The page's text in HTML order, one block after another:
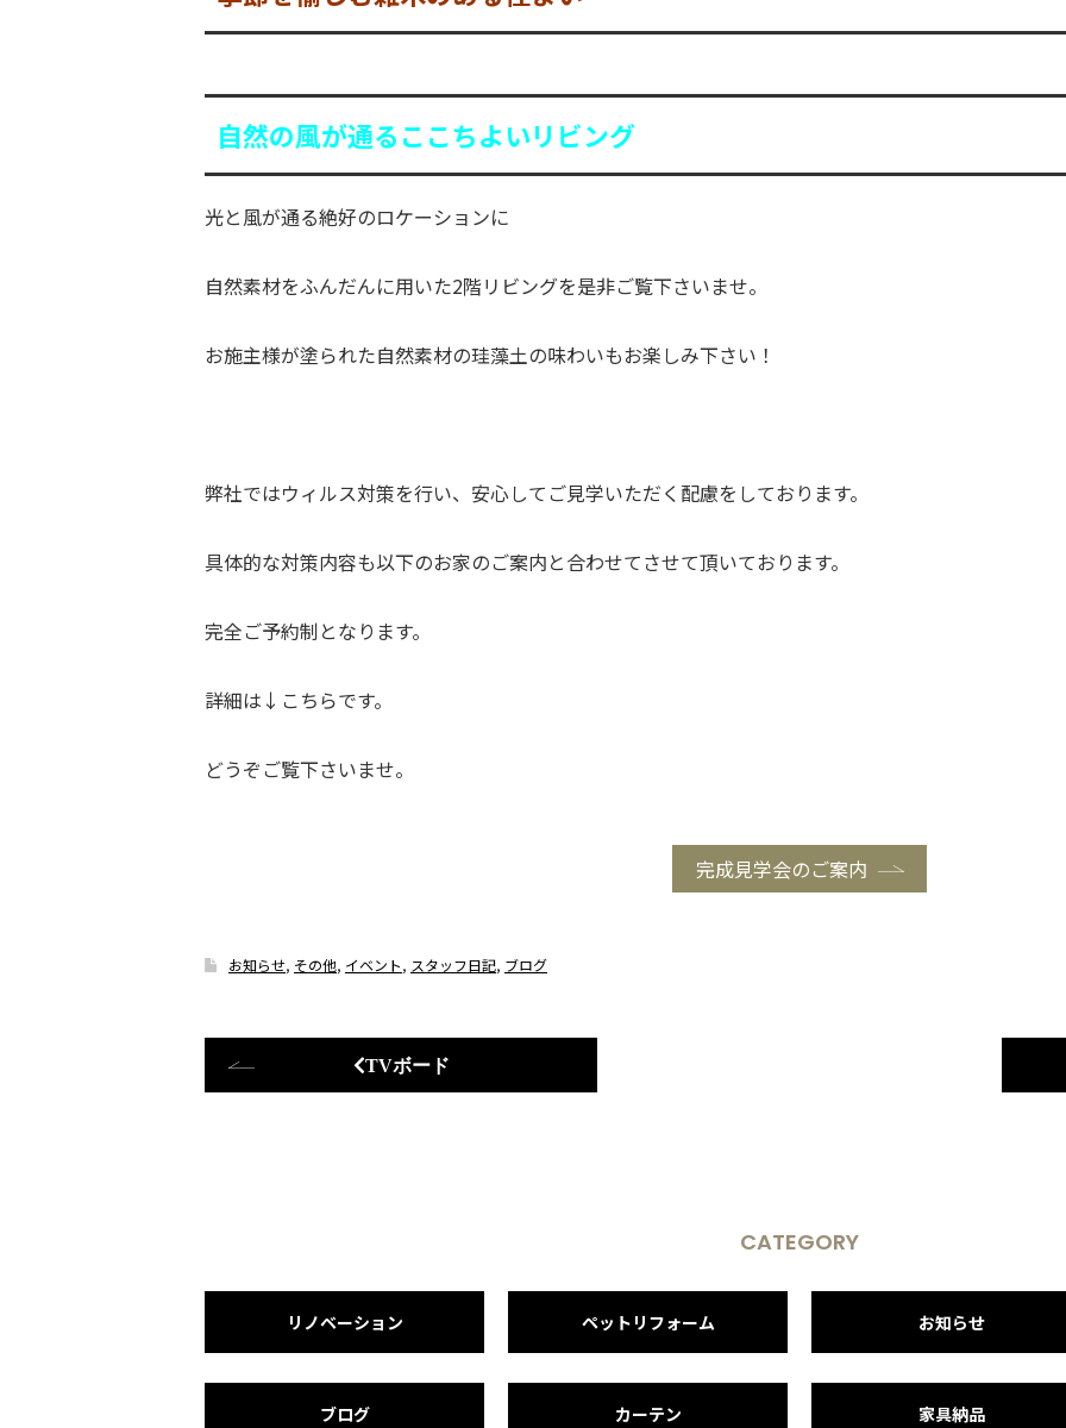
自然の風が通るここちよいリビング
光と風が通る絶好のロケーションに
自然素材をふんだんに用いた2階リビングを是非ご覧下さいませ。
お施主様が塗られた自然素材の珪藻土の味わいもお楽しみ下さい！
弊社ではウィルス対策を行い、安心してご見学いただく配慮をしております。
具体的な対策内容も以下のお家のご案内と合わせてさせて頂いております。
完全ご予約制となります。
詳細は↓こちらです。
どうぞご覧下さいませ。
完成見学会のご案内
お知らせ, その他, イベント, スタッフ日記, ブログ
TVボード
CATEGORY
リノベーション ペットリフォーム お知らせ
ブログ カーテン 家具納品